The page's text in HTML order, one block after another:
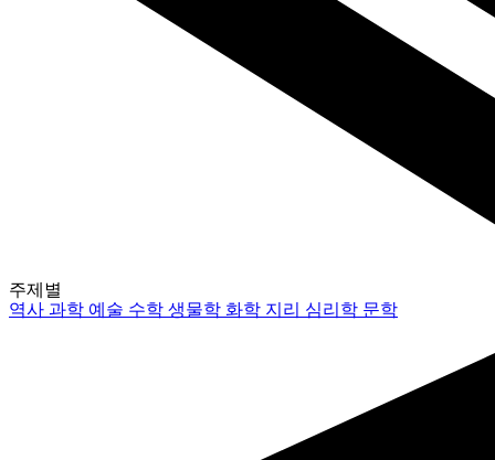
주제별
역사과학 예술 수학생물학 화학 지리 심리학 문학